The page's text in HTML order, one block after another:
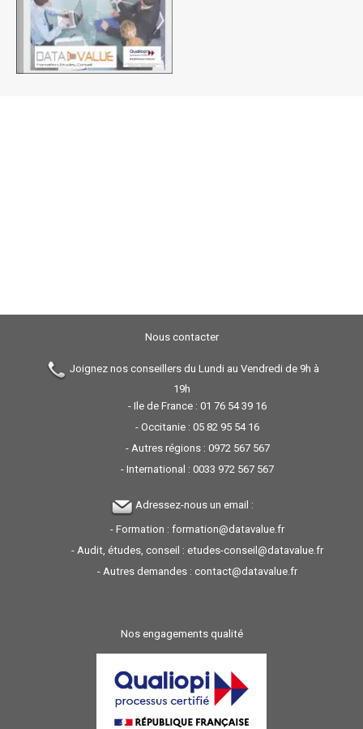
Nous contacter
Joignez nos conseillers du Lundi au Vendredi de 9h à
19h
- Ile de France : 01 76 54 39 16
- Occitanie : 05 82 95 54 16
- Autres régions : 0972 567 567
- International : 0033 972 567 567
Adressez-nous un email :
- Formation : formation@datavalue.fr
- Audit, études, conseil : etudes-conseil@datavalue.fr
- Autres demandes : contact@datavalue.fr
Nos engagements qualité